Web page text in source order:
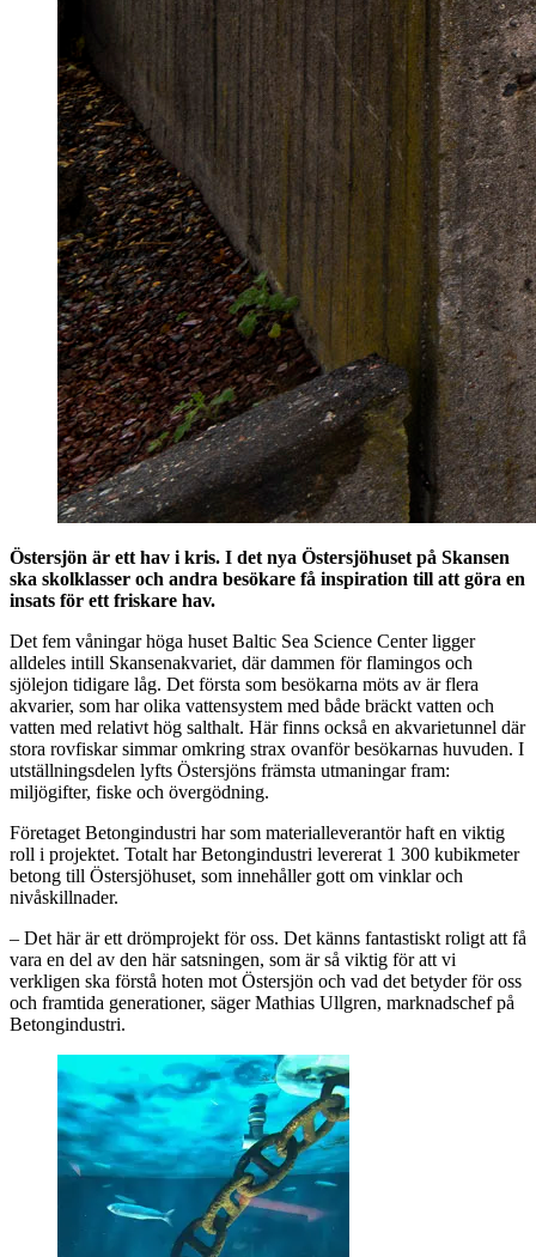
Östersjön är ett hav i kris. I det nya Östersjöhuset på Skansen
ska skolklasser och andra besökare få inspiration till att göra en
insats för ett friskare hav.
Det fem våningar höga huset Baltic Sea Science Center ligger
alldeles intill Skansenakvariet, där dammen för flamingos och
sjölejon tidigare låg. Det första som besökarna möts av är flera
akvarier, som har olika vattensystem med både bräckt vatten och
vatten med relativt hög salthalt. Här finns också en akvarietunnel där
stora rovfiskar simmar omkring strax ovanför besökarnas huvuden. I
utställningsdelen lyfts Östersjöns främsta utmaningar fram:
miljögifter, fiske och övergödning.
Företaget Betongindustri har som materialleverantör haft en viktig
roll i projektet. Totalt har Betongindustri levererat 1 300 kubikmeter
betong till Östersjöhuset, som innehåller gott om vinklar och
nivåskillnader.
– Det här är ett drömprojekt för oss. Det känns fantastiskt roligt att få
vara en del av den här satsningen, som är så viktig för att vi
verkligen ska förstå hoten mot Östersjön och vad det betyder för oss
och framtida generationer, säger Mathias Ullgren, marknadschef på
Betongindustri.